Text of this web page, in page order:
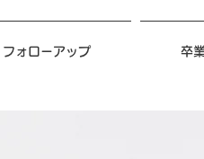
フォローアップ 卒